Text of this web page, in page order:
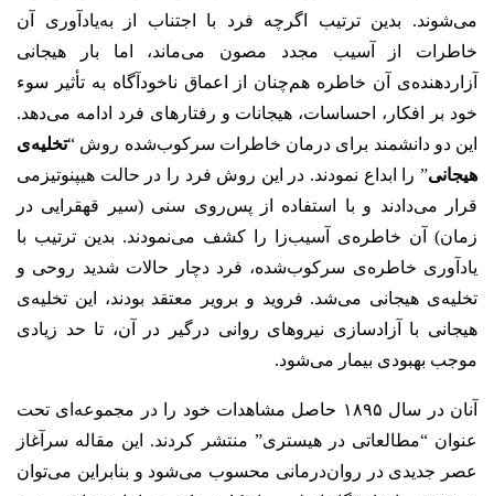
می‌شوند. بدین ترتیب اگرچه فرد با اجتناب از به‌یادآوری آن
خاطرات از آسیب مجدد مصون می‌ماند، اما بار هیجانی
آزاردهنده‌ی آن خاطره هم‌چنان از اعماق ناخودآگاه به تأثیر سوء
خود بر افکار، احساسات، هیجانات و رفتارهای فرد ادامه می‌دهد.
این دو دانشمند برای درمان خاطرات سرکوب‌شده روش “تخلیه‌ی
هیجانی” را ابداع نمودند. در این روش فرد را در حالت هیپنوتیزمی
قرار می‌دادند و با استفاده از پس‌روی سنی (سیر قهقرایی در
زمان) آن خاطره‌ی آسیب‌زا را کشف می‌نمودند. بدین ترتیب با
یادآوری خاطره‌ی سرکوب‌شده، فرد دچار حالات شدید روحی و
تخلیه‌ی هیجانی می‌شد. فروید و برویر معتقد بودند، این تخلیه‌ی
هیجانی با آزادسازی نیروهای روانی درگیر در آن، تا حد زیادی
موجب بهبودی بیمار می‌شود.
آنان در سال ۱۸۹۵ حاصل مشاهدات خود را در مجموعه‌ای تحت
عنوان “مطالعاتی در هیستری” منتشر کردند. این مقاله سرآغاز
عصر جدیدی در روان‌درمانی محسوب می‌شود و بنابراین می‌توان